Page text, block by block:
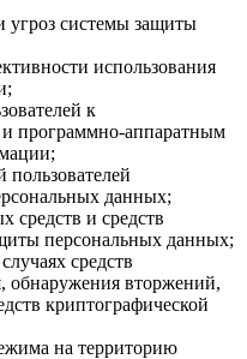
угроз системы защиты
использования
к
программно-аппаратным
пользователей
данных;
средств и средств
персональных данных;
средств
обнаружения вторжений,
криптографической
на территорию